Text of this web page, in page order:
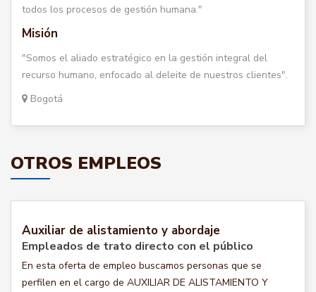
todos los procesos de gestión humana."
Misión
"Somos el aliado estratégico en la gestión integral del
recurso humano, enfocado al deleite de nuestros clientes".
Bogotá
OTROS EMPLEOS
Auxiliar de alistamiento y abordaje
Empleados de trato directo con el público
En esta oferta de empleo buscamos personas que se
perfilen en el cargo de AUXILIAR DE ALISTAMIENTO Y